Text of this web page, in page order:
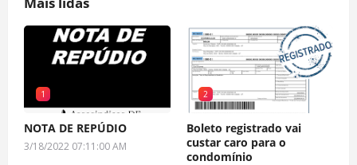
1
NOTA DE REPÚDIO
3/18/2022 07:11:00 AM
2
Boleto registrado vai
custar caro para o
condomínio